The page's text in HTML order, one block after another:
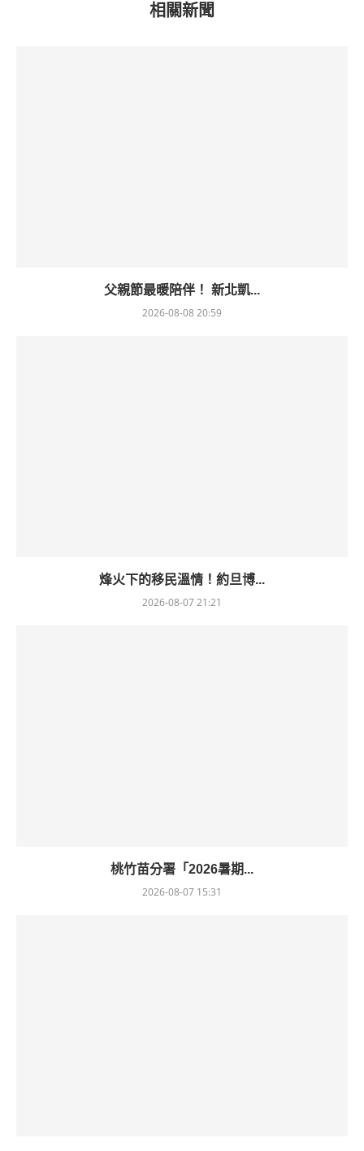
相關新聞
父親節最暖陪伴！ 新北凱...
2026-08-08 20:59
烽火下的移民溫情！約旦博...
2026-08-07 21:21
桃竹苗分署「2026暑期...
2026-08-07 15:31